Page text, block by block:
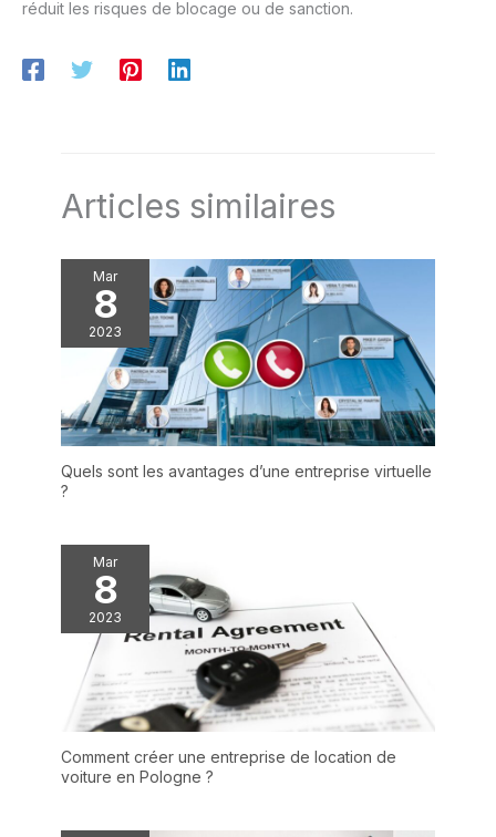
réduit les risques de blocage ou de sanction.
Articles similaires
Mar
8
2023
Quels sont les avantages d’une entreprise virtuelle
?
Mar
8
2023
Comment créer une entreprise de location de
voiture en Pologne ?